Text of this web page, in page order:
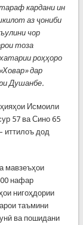
кардани ин
аз ҷониби
чор
тоза
роҳҳоро
дар
Душанбе.
Исмоили
57 ва Сино 65
иттилоъ дод
мавзеъҳои
нафар
нигоҳдории
таъмини
ва пошидани